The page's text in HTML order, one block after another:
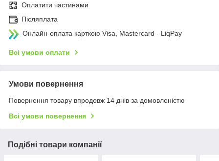
Оплатити частинами
Післяплата
Онлайн-оплата карткою Visa, Mastercard - LiqPay
Всі умови оплати
Умови повернення
Повернення товару впродовж 14 днів за домовленістю
Всі умови повернення
Подібні товари компанії